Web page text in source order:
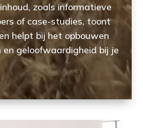
zoals informatieve
of case-studies, toont
helpt bij het opbouwen
geloofwaardigheid bij je